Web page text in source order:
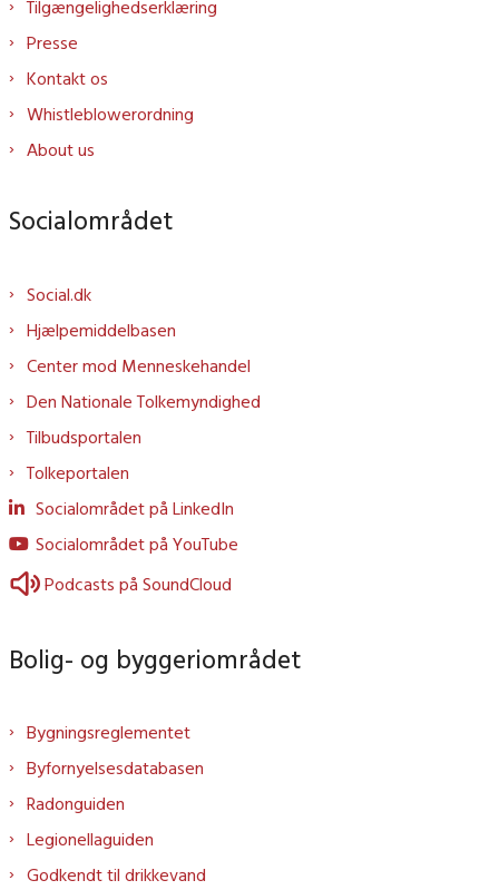
Tilgængelighedserklæring
Presse
Kontakt os
Whistleblowerordning
About us
Socialområdet
Social.dk
Hjælpemiddelbasen
Center mod Menneskehandel
Den Nationale Tolkemyndighed
Tilbudsportalen
Tolkeportalen
Socialområdet på LinkedIn
Socialområdet på YouTube
Podcasts på SoundCloud
Bolig- og byggeriområdet
Bygningsreglementet
Byfornyelsesdatabasen
Radonguiden
Legionellaguiden
Godkendt til drikkevand